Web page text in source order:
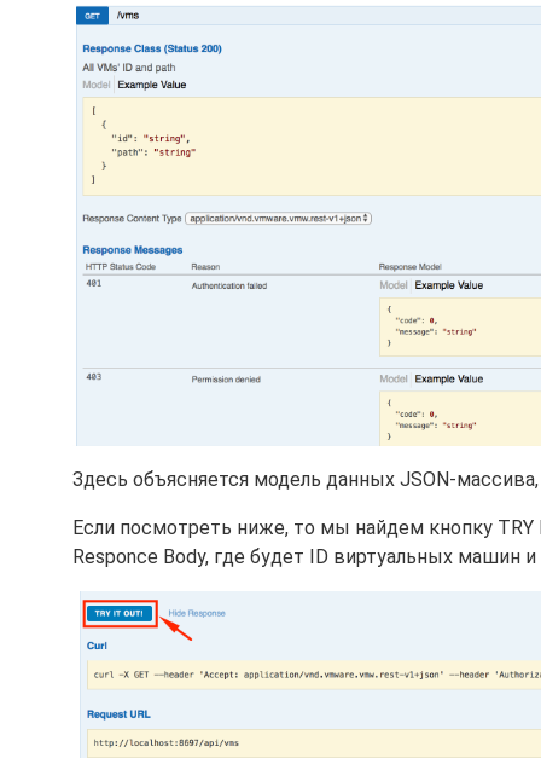
Здесь объясняется модель данных JSON-
Если посмотреть ниже, то мы найдем кнопку
Responce Body, где будет ID виртуальных машин